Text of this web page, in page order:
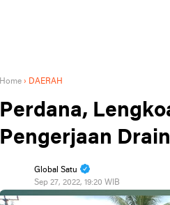
Home › DAERAH
Perdana,
Pengerjaan
Global Satu
Sep 27, 2022, 19:20 WIB